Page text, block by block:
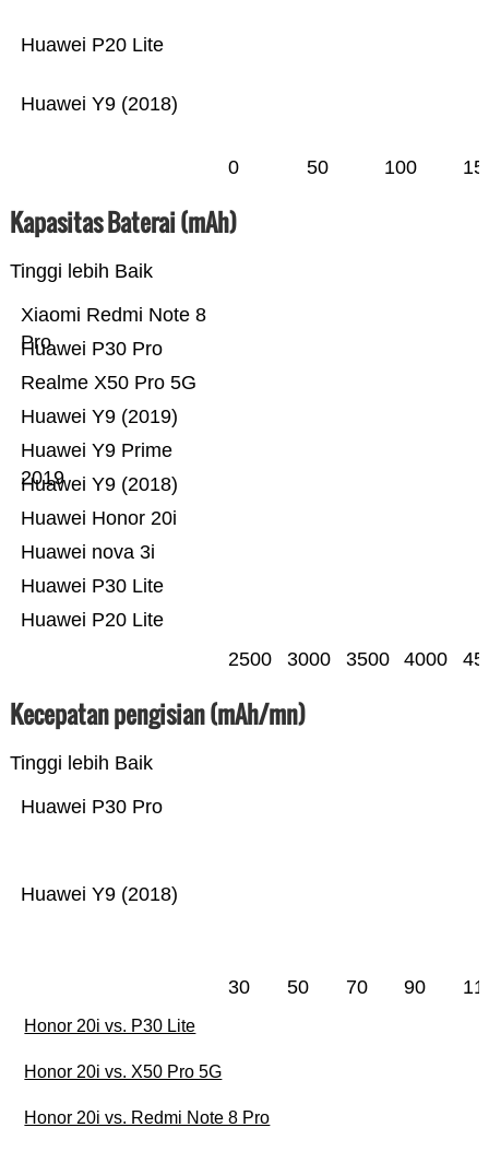
Huawei Y9 (2018)
Huawei P20 Lite
0 50 100
Kapasitas Baterai (mAh)
Tinggi lebih Baik
Huawei P20 Lite
Huawei P30 Lite
Huawei nova 3i
Huawei Honor 20i
Huawei Y9 (2018)
Huawei Y9 Prime
2019
Huawei Y9 (2019)
Realme X50 Pro 5G
Huawei P30 Pro
Xiaomi Redmi Note 8
Pro
2500 3000 3500 4000
Kecepatan pengisian (mAh/mn)
Tinggi lebih Baik
Huawei Y9 (2018)
Huawei P30 Pro
30 50 70 90
Honor 20i vs. P30 Lite
Honor 20i vs. X50 Pro 5G
Honor 20i vs. Redmi Note 8 Pro